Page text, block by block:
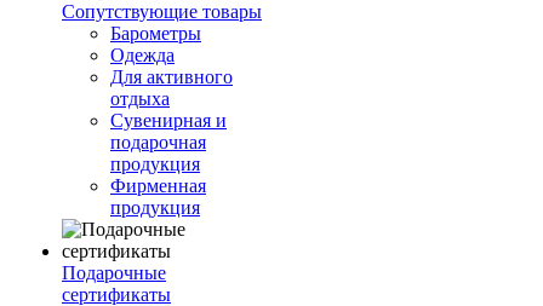
Сопутствующие товары
Барометры
Одежда
Для активного
отдыха
Сувенирная и
подарочная
продукция
Фирменная
продукция
Подарочные
сертификаты